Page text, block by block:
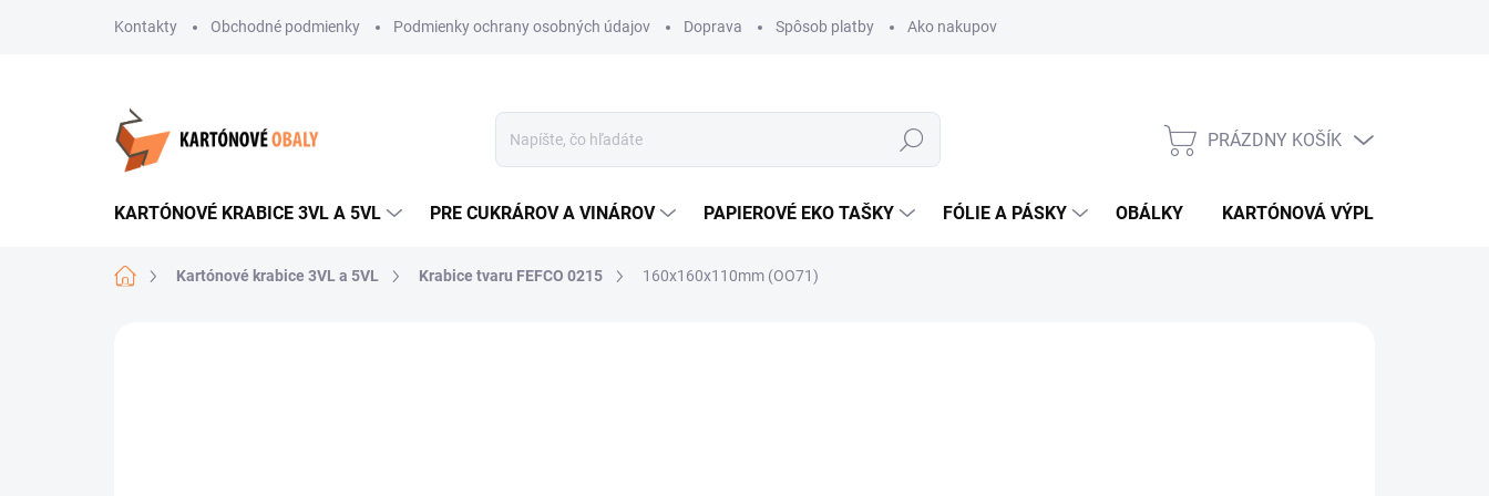
Kontakty Obchodné podmienky Podmienky ochrany osobných údajov Doprava Spôsob platby Ako nakupovať
Hľadať
NÁKUPNÝ
PRÁZDNY KOŠÍK
KARTÓNOVÉ KRABICE 3VL A 5VL PRE CUKRÁROV A VINÁROV PAPIEROVÉ EKO TAŠKY FÓLIE A PÁSKY OBÁLKY KARTÓNOVÁ VÝPLŇ
DomovKartónové krabice 3VL a 5VL Krabice tvaru FEFCO 0215 160x160x110mm (OO71)